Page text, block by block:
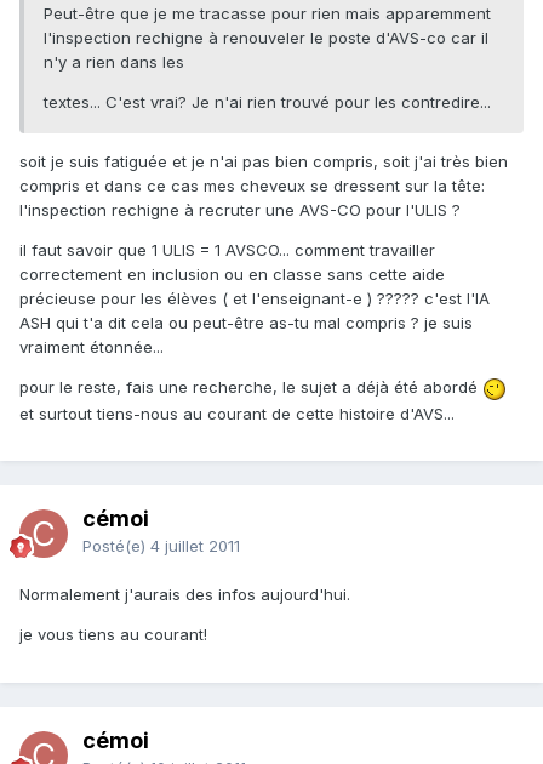
Peut-être que je me tracasse pour rien mais apparemment
l'inspection rechigne à renouveler le poste d'AVS-co car il
n'y a rien dans les
textes... C'est vrai? Je n'ai rien trouvé pour les contredire...
soit je suis fatiguée et je n'ai pas bien compris, soit j'ai très bien
compris et dans ce cas mes cheveux se dressent sur la tête:
l'inspection rechigne à recruter une AVS-CO pour l'ULIS ?
il faut savoir que 1 ULIS = 1 AVSCO... comment travailler
correctement en inclusion ou en classe sans cette aide
précieuse pour les élèves ( et l'enseignant-e ) ????? c'est l'IA
ASH qui t'a dit cela ou peut-être as-tu mal compris ? je suis
vraiment étonnée...
pour le reste, fais une recherche, le sujet a déjà été abordé
et surtout tiens-nous au courant de cette histoire d'AVS...
cémoi
Posté(e) 4 juillet 2011
Normalement j'aurais des infos aujourd'hui.
je vous tiens au courant!
cémoi